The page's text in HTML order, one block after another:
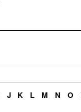
J K L M N O